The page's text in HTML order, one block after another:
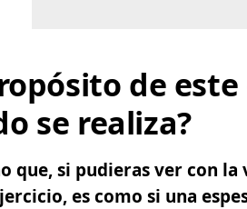
de
se realiza?
que, si pudieras ver con
es como si una